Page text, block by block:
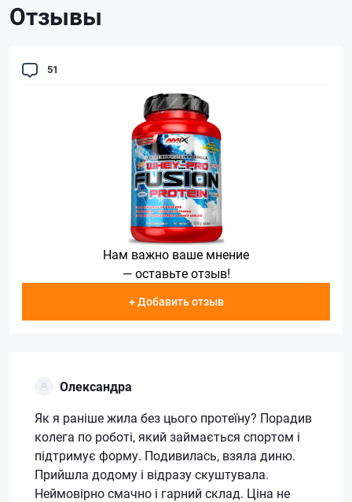
Отзывы
51
Нам важно ваше мнение
— оставьте отзыв!
+ Добавить отзыв
Олександра
Як я раніше жила без цього протеїну? Порадив
колега по роботі, який займається спортом і
підтримує форму. Подивилась, взяла диню.
Прийшла додому і відразу скуштувала.
Неймовірно смачно і гарний склад. Ціна не